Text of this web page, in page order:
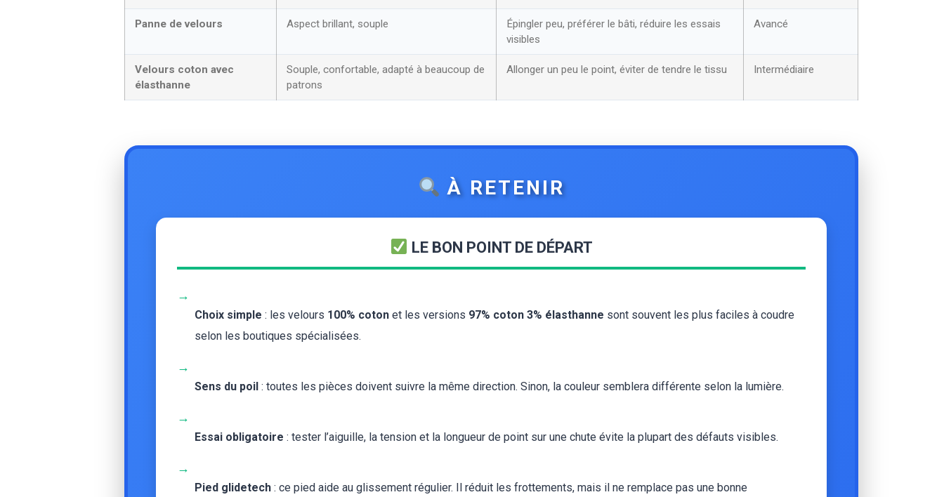
Panne de velours Aspect brillant, souple
Épingler peu, préférer le bâti, réduire les essais
visibles
Avancé
Velours coton avec
élasthanne
Souple, confortable, adapté à beaucoup de
patrons
Allonger un peu le point, éviter de tendre le tissu Intermédiaire
À RETENIR
LE BON POINT DE DÉPART
→
Choix simple : les velours 100% coton et les versions 97% coton 3% élasthanne sont souvent les plus faciles à coudre
selon les boutiques spécialisées.
→
Sens du poil : toutes les pièces doivent suivre la même direction. Sinon, la couleur semblera différente selon la lumière.
→
Essai obligatoire : tester l’aiguille, la tension et la longueur de point sur une chute évite la plupart des défauts visibles.
→
Pied glidetech : ce pied aide au glissement régulier. Il réduit les frottements, mais il ne remplace pas une bonne